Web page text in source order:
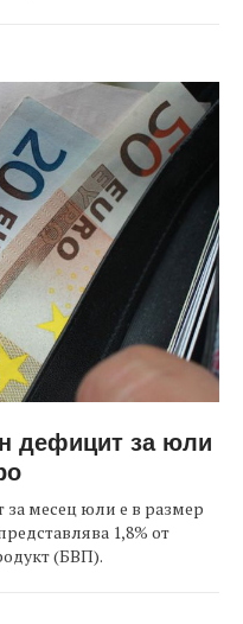
дефицит за юли
месец юли е в размер
1,8% от
(БВП).